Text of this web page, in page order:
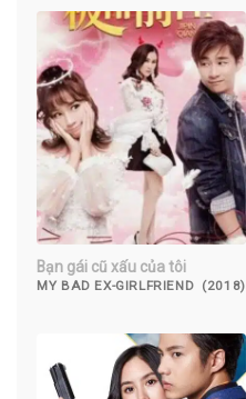
Bạn gái cũ xấu của tôi
MY BAD EX-GIRLFRIEND (2018)